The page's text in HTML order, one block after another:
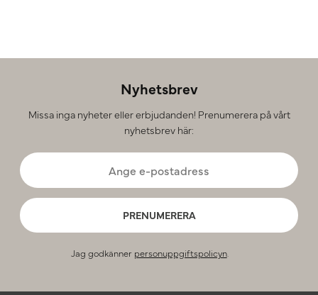
Nyhetsbrev
Missa inga nyheter eller erbjudanden! Prenumerera på vårt
nyhetsbrev här:
PRENUMERERA
Jag godkänner personuppgiftspolicyn.